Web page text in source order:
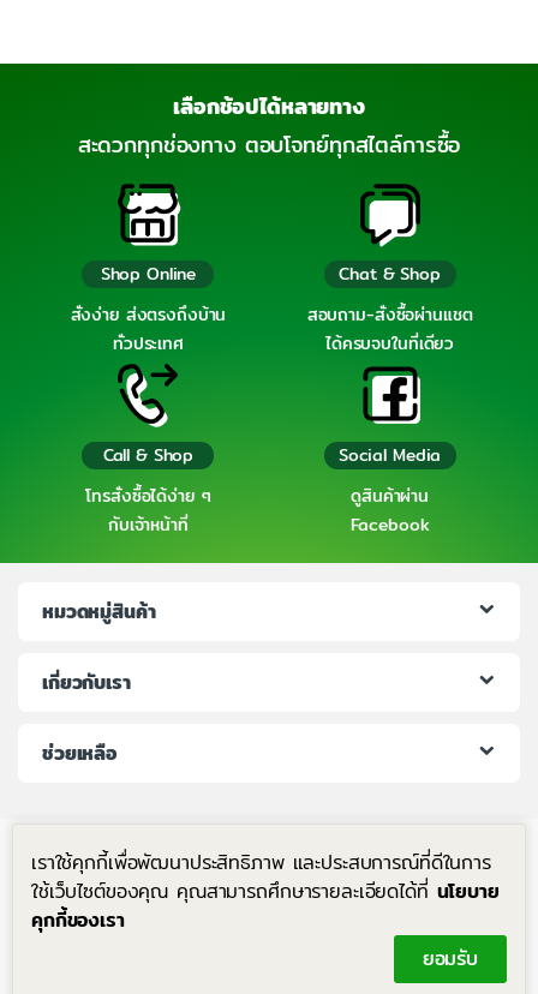
เลือกช้อปได้หลายทาง
สะดวกทุกช่องทาง ตอบโจทย์ทุกสไตล์การซื้อ
Shop Online
สั่งง่าย ส่งตรงถึงบ้าน
ทั่วประเทศ
Chat & Shop
สอบถาม-สั่งซื้อผ่านแชต
ได้ครบจบในที่เดียว
Call & Shop
โทรสั่งซื้อได้ง่าย ๆ
กับเจ้าหน้าที่
Social Media
ดูสินค้าผ่าน
Facebook
หมวดหมู่สินค้า
เกี่ยวกับเรา
ช่วยเหลือ
เราใช้คุกกี้เพื่อพัฒนาประสิทธิภาพ และประสบการณ์ที่ดีในการ
ใช้เว็บไซต์ของคุณ คุณสามารถศึกษารายละเอียดได้ที่ นโยบาย
คุกกี้ของเรา
ยอมรับ